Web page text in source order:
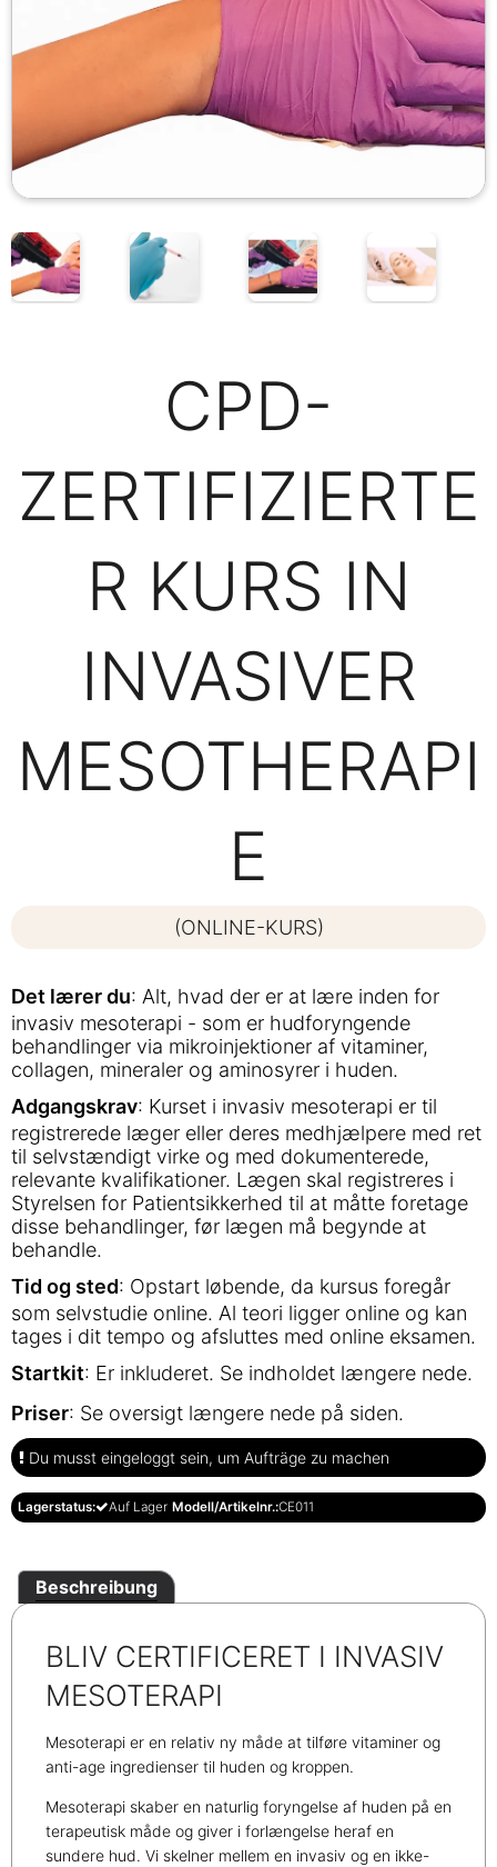
CPD-
ZERTIFIZIERTE
R KURS IN
INVASIVER
MESOTHERAPI
E
(ONLINE-KURS)
Det lærer du: Alt, hvad der er at lære inden for
invasiv mesoterapi - som er hudforyngende
behandlinger via mikroinjektioner af vitaminer,
collagen, mineraler og aminosyrer i huden.
Adgangskrav: Kurset i invasiv mesoterapi er til
registrerede læger eller deres medhjælpere med ret
til selvstændigt virke og med dokumenterede,
relevante kvalifikationer. Lægen skal registreres i
Styrelsen for Patientsikkerhed til at måtte foretage
disse behandlinger, før lægen må begynde at
behandle.
Tid og sted: Opstart løbende, da kursus foregår
som selvstudie online. Al teori ligger online og kan
tages i dit tempo og afsluttes med online eksamen.
Startkit: Er inkluderet. Se indholdet længere nede.
Priser: Se oversigt længere nede på siden.
Du musst eingeloggt sein, um Aufträge zu machen
Lagerstatus: Auf Lager Modell/Artikelnr.:CE011
Beschreibung
BLIV CERTIFICERET I INVASIV
MESOTERAPI
Mesoterapi er en relativ ny måde at tilføre vitaminer og
anti-age ingredienser til huden og kroppen.
Mesoterapi skaber en naturlig foryngelse af huden på en
terapeutisk måde og giver i forlængelse heraf en
sundere hud. Vi skelner mellem en invasiv og en ikke-